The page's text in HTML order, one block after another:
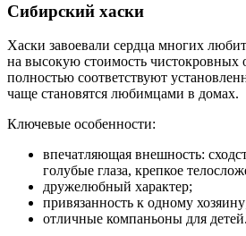
Сибирский хаски
Хаски завоевали сердца многих
на высокую стоимость чистокровных
полностью соответствуют
чаще становятся любимцами в домах.
Ключевые особенности:
впечатляющая внешность:
голубые глаза, крепкое
дружелюбный характер;
привязанность к одному
отличные компаньоны для детей.